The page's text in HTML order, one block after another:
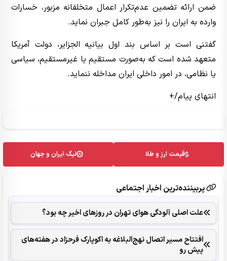
ضمن ارائه تضمین عدم‌تکرار اعمال متخلفانه مزبور، خسارات
وارده به ایران را نیز به‌طور کامل جبران نماید.
گفتنی است بر اساس بند اول بیانیه الجزایر، دولت آمریکا
متعهد شده است که به‌صورت مستقیم یا غیرمستقیم، سیاسی
یا نظامی، در امور داخلی ایران مداخله ننماید.
انتهای پیام/+
قیمت ارز و طلا لیگ ایران و جهان
پربیننده‌ترین اخبار اجتماعی
علت اصلی آلودگی هوای تهران در روزهای اخیر چه بود؟
افتتاح مسیر اتصال نهج‌البلاغه به اکوپارک فرحزاد در هفته‌های
پیش رو